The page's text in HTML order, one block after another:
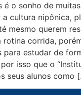
é o sonho de
cultura nipônica,
mesmo querem
rotina corrida,
para estudar de
isso que o
seus alunos como